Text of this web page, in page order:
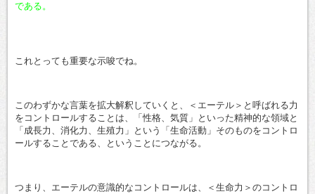
である。
これとっても重要な示唆でね。
このわずかな言葉を拡大解釈していくと、＜エーテル＞と呼ばれる力
をコントロールすることは、「性格、気質」といった精神的な領域と
「成長力、消化力、生殖力」という「生命活動」そのものをコントロ
ールすることである、ということにつながる。
つまり、エーテルの意識的なコントロールは、＜生命力＞のコントロ